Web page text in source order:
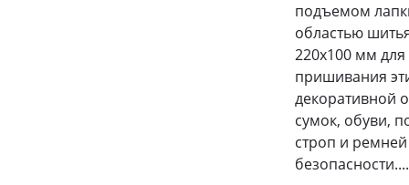
подъемом
областью
220х100 мм для
пришивания
декоративной
сумок, обуви,
строп и ремней
безопасности....